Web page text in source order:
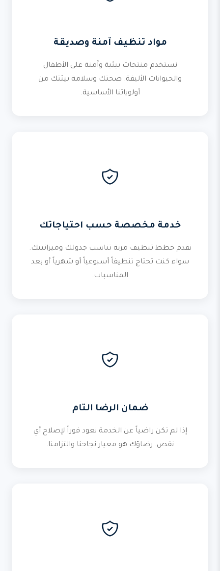
مواد تنظيف آمنة وصديقة
نستخدم منتجات بيئية وآمنة على الأطفال
والحيوانات الأليفة. صحتك وسلامة بيئتك من
أولوياتنا الأساسية.
خدمة مخصصة حسب احتياجاتك
نقدم خطط تنظيف مرنة تناسب جدولك وميزانيتك.
سواء كنت تحتاج تنظيفاً أسبوعياً أو شهرياً أو بعد
المناسبات.
ضمان الرضا التام
إذا لم تكن راضياً عن الخدمة نعود فوراً لإصلاح أي
نقص. رضاؤك هو معيار نجاحنا والتزامنا.